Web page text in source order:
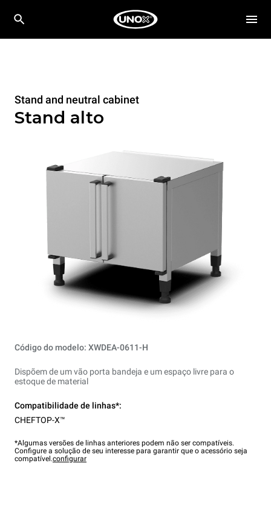
Stand and neutral cabinet
Stand alto
Código do modelo: XWDEA-0611-H
Dispõem de um vão porta bandeja e um espaço livre para o
estoque de material
Compatibilidade de linhas*:
CHEFTOP-X™
*Algumas versões de linhas anteriores podem não ser compatíveis.
Configure a solução de seu interesse para garantir que o acessório seja
compatível.configurar